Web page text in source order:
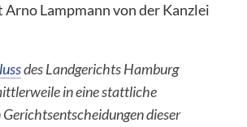
Lampmann von der Kanzlei
des Landgerichts Hamburg
in eine stattliche
dieser